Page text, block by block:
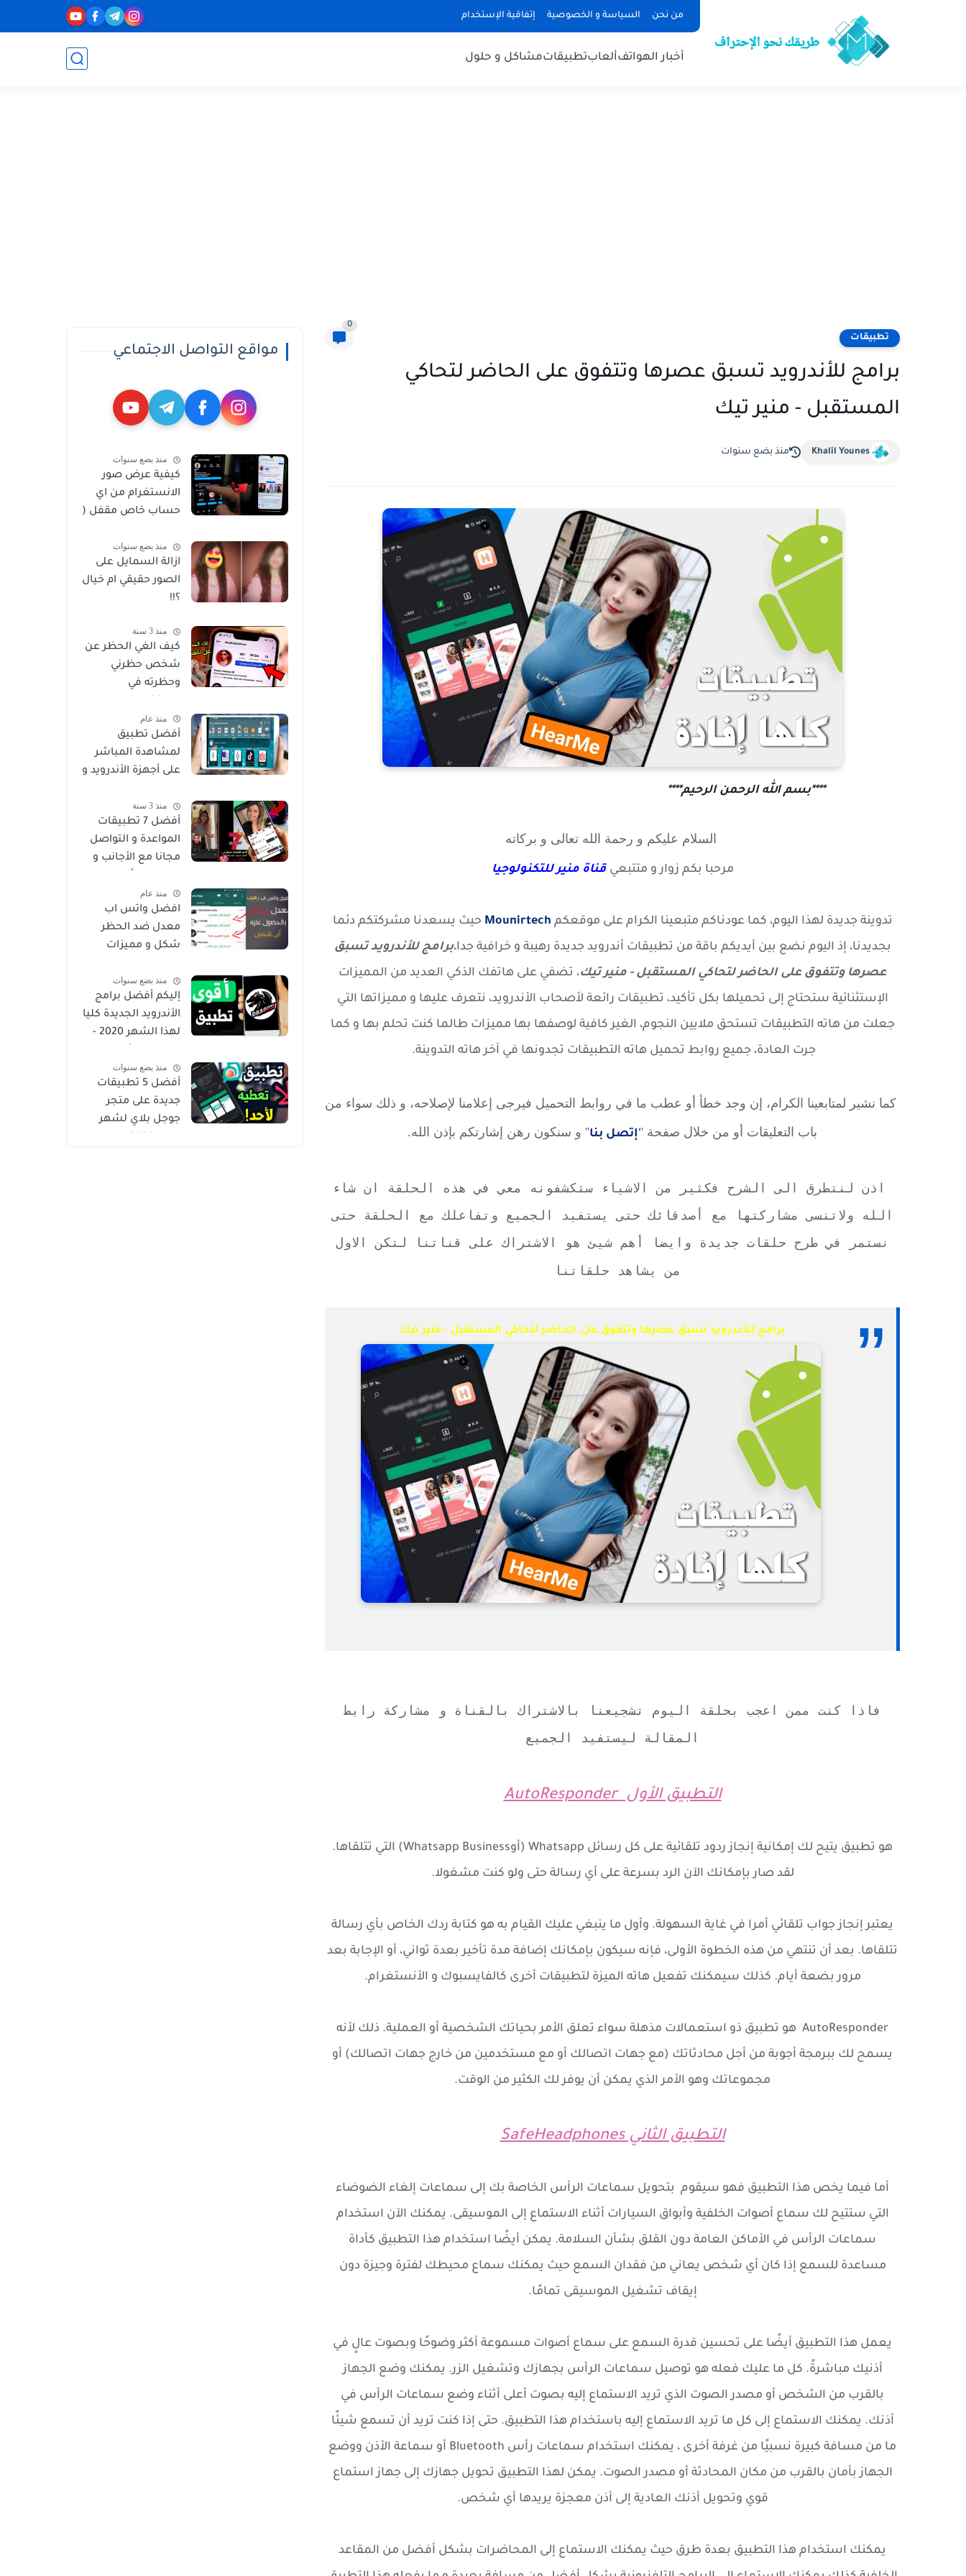
من نحن السياسة و الخصوصية إتفاقية الإستخدام
أخبار الهواتفألعابتطبيقاتمشاكل و حلول
تطبيقات
0
برامج للأندرويد تسبق عصرها وتتفوق على الحاضر لتحاكي
المستقبل - منير تيك
Khalil Younes منذ بضع سنوات
****بسم الله الرحمن الرحيم****
السلام عليكم و رحمة الله تعالى و بركاته
مرحبا بكم زوارو متتبعي قناة منير للتكنولوجيا
تدوينة جديدة لهذا اليوم، كما عودناكم متبعينا الكرام على موقعكم Mounirtech حيث يسعدنا مشركتكم دئما
بجديدنا، إذ اليوم نضع بين أيديكم باقة من تطبيقات أندرويد جديدة رهيبة و خرافية جدا،برامج للأندرويد تسبق
عصرها وتتفوق على الحاضر لتحاكي المستقبل - منير تيك، تضفي على هاتفك الذكي العديد من المميزات
الإستثنائية ستحتاج إلى تحميلها بكل تأكيد، تطبيقات رائعة لأصحاب الأندرويد، نتعرف عليها و مميزاتها التي
جعلت من هاته التطبيقات تستحق ملايين النجوم، الغير كافية لوصفها بها مميزات طالما كنت تحلم بها و كما
جرت العادة، جميع روابط تحميل هاته التطبيقات تجدونها في آخر هاته التدوينة.
كما نشير لمتابعينا الكرام، إن وجد خطأ أو عطب ما في روابط التحميل فيرجى إعلامنا لإصلاحه، و ذلك سواء من
باب التعليقات أو من خلال صفحة ''إتصل بنا'' و سنكون رهن إشارتكم بإذن الله.
اذن لنتطرق الى الشرح فكثير من الاشياء ستكشفونه معي في هذه الحلقة ان شاء
الله ولاتنسى مشاركتها مع أصدقائك حتى يستفيد الجميع وتفاعلك مع الحلقة حتى
نستمر في طرح حلقات جديدة وايضا أهم شيئ هو الاشتراك على قناتنا لتكن الاول
من يشاهد حلقاتنا
برامج للأندرويد تسبق عصرها وتتفوق على الحاضر لتحاكي المستقبل - منير تيك
فاذا كنت ممن اعجب بحلقة اليوم تشجيعنا بالاشتراك بالقناة و مشاركة رابط
المقالة ليستفيد الجميع
التطبيق الأول AutoResponder
هو تطبيق يتيح لك إمكانية إنجاز ردود تلقائية على كل رسائل Whatsapp (أوWhatsapp Business) التي تتلقاها.
لقد صار بإمكانك الآن الرد بسرعة على أي رسالة حتى ولو كنت مشغولا.
يعتبر إنجاز جواب تلقائي أمرا في غاية السهولة. وأول ما ينبغي عليك القيام به هو كتابة ردك الخاص بأي رسالة
تتلقاها. بعد أن تنتهي من هذه الخطوة الأولى، فإنه سيكون بإمكانك إضافة مدة تأخير بعدة ثواني، أو الإجابة بعد
مرور بضعة أيام. كذلك سيمكنك تفعيل هاته الميزة لتطبيقات أخرى كالفايسبوك و الأنستغرام.
AutoResponder هو تطبيق ذو استعمالات مذهلة سواء تعلق الأمر بحياتك الشخصية أو العملية. ذلك لأنه
يسمح لك ببرمجة أجوبة من أجل محادثاتك (مع جهات اتصالك أو مع مستخدمين من خارج جهات اتصالك) أو
مجموعاتك وهو الأمر الذي يمكن أن يوفر لك الكثير من الوقت.
التطبيق الثانيSafeHeadphones
أما فيما يخص هذا التطبيق فهو سيقوم بتحويل سماعات الرأس الخاصة بك إلى سماعات إلغاء الضوضاء
التي ستتيح لك سماع أصوات الخلفية وأبواق السيارات أثناء الاستماع إلى الموسيقى. يمكنك الآن استخدام
سماعات الرأس في الأماكن العامة دون القلق بشأن السلامة. يمكن أيضًا استخدام هذا التطبيق كأداة
مساعدة للسمع إذا كان أي شخص يعاني من فقدان السمع حيث يمكنك سماع محيطك لفترة وجيزة دون
إيقاف تشغيل الموسيقى تمامًا.
يعمل هذا التطبيق أيضًا على تحسين قدرة السمع على سماع أصوات مسموعة أكثر وضوحًا وبصوت عالٍ في
أذنيك مباشرةً. كل ما عليك فعله هو توصيل سماعات الرأس بجهازك وتشغيل الزر. يمكنك وضع الجهاز
بالقرب من الشخص أو مصدر الصوت الذي تريد الاستماع إليه بصوت أعلى أثناء وضع سماعات الرأس في
أذنك. يمكنك الاستماع إلى كل ما تريد الاستماع إليه باستخدام هذا التطبيق. حتى إذا كنت تريد أن تسمع شيئًا
ما من مسافة كبيرة نسبيًا من غرفة أخرى ، يمكنك استخدام سماعات رأس Bluetooth أو سماعة الأذن ووضع
الجهاز بأمان بالقرب من مكان المحادثة أو مصدر الصوت. يمكن لهذا التطبيق تحويل جهازك إلى جهاز استماع
قوي وتحويل أذنك العادية إلى أذن معجزة يريدها أي شخص.
يمكنك استخدام هذا التطبيق بعدة طرق حيث يمكنك الاستماع إلى المحاضرات بشكل أفضل من المقاعد
مواقع التواصل الاجتماعي
منذ بضع سنوات
كيفية عرض صور
الانستغرام من اي
حساب خاص مقفل (
منذ بضع سنوات
ازالة السمايل على
الصور حقيقي ام خيال
؟!!
منذ 3 سنة
كيف الغي الحظر عن
شخص حظرني
وحظرته في
منذ عام
أفضل تطبيق
لمشاهدة المباشر
على أجهزة الأندرويد و
منذ 3 سنة
أفضل 7 تطبيقات
المواعدة و التواصل
مجانا مع الأجانب و
العالم
منذ عام
افضل واتس اب
معدل ضد الحظر
شكل و مميزات
Goldمنذ بضع سنوات
إليكم أفضل برامج
الأندرويد الجديدة كليا
لهذا الشهر 2020 -
حصري من أروع ما
شرحت
منذ بضع سنوات
أفضل 5 تطبيقات
جديدة على متجر
جوجل بلاي لشهر